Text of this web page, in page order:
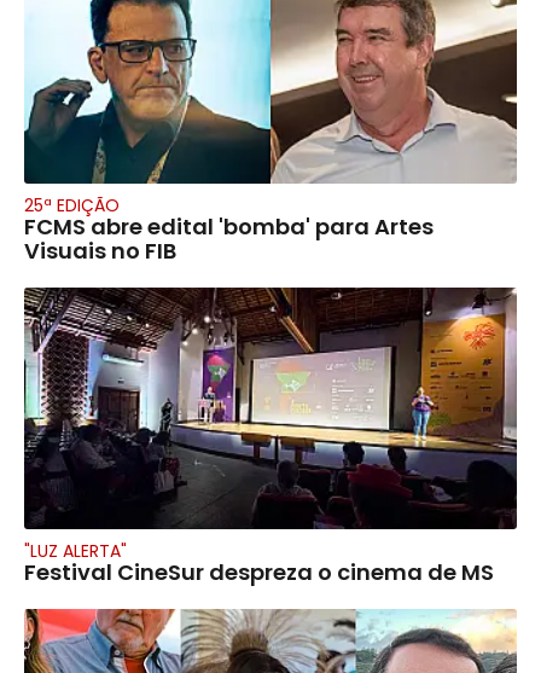
25ª EDIÇÃO
FCMS abre edital 'bomba' para Artes
Visuais no FIB
"LUZ ALERTA"
Festival CineSur despreza o cinema de MS